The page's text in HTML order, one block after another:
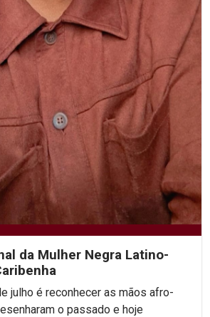
da Mulher Negra Latino-
julho é reconhecer as mãos afro-
o passado e hoje